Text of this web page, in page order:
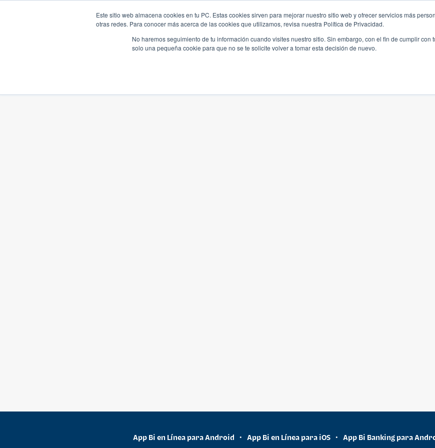
Este sitio web almacena cookies en tu PC. Estas cookies sirven para mejorar nuestro sitio web y ofrecer servicios más
otras redes. Para conocer más acerca de las cookies que utilizamos, revisa nuestra Política de Privacidad.
No haremos seguimiento de tu información cuando visites nuestro sitio. Sin embargo, con el fin de cumplir con
solo una pequeña cookie para que no se te solicite volver a tomar esta decisión de nuevo.
App Bi en Línea para Android • App Bi en Línea para iOS • App Bi Banking para